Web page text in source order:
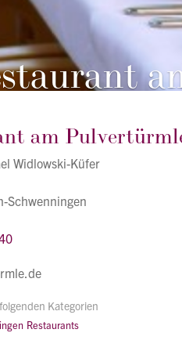
am
Widlowski-Küfer
Schwenningen
Kategorien
Restaurants